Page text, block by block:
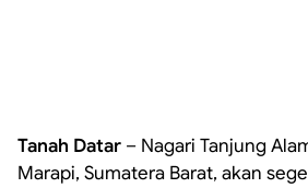
Tanah Datar – Nagari Tanjung
Marapi, Sumatera Barat, akan